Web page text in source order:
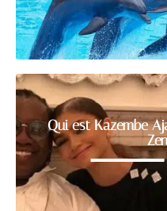
Qui est Kazembe